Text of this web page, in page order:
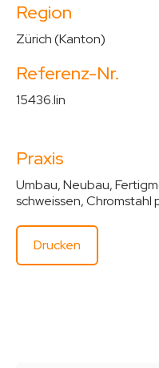
Region
Zürich (Kanton)
Referenz-Nr.
15436.lin
Praxis
Umbau, Neubau,
schweissen, Chromstahl
Drucken